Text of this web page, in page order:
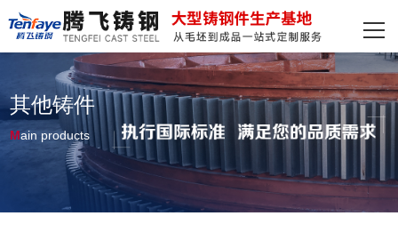
网站首页
主营产品
客户案例
装备实力
新闻资讯
其他铸件
Main products